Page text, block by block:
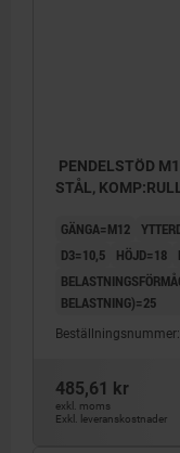
PENDELSTÖD
STÅL,
GÄNGA=M12
D3=10,5
HÖJD=18
BELASTNING)=25
Beställningsnummer:
485,61 kr
exkl. moms
Exkl. leveranskostnader